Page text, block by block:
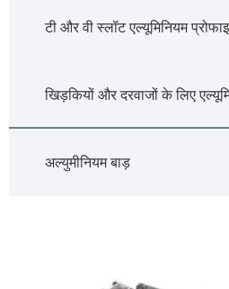
टी और वी स्लॉट एल्यूमिनियम
खिड़कियों और दरवाजों के लिए
अल्युमीनियम बाड़